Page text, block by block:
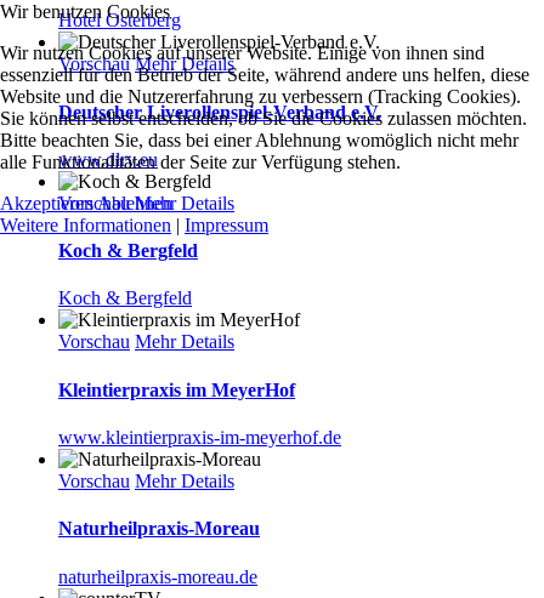
Hotel Osterberg
Vorschau Mehr Details
Deutscher Liverollenspiel-Verband e.V.
www.dlrv.eu
Vorschau Mehr Details
Koch & Bergfeld
Koch & Bergfeld
Vorschau Mehr Details
Kleintierpraxis im MeyerHof
www.kleintierpraxis-im-meyerhof.de
Vorschau Mehr Details
Naturheilpraxis-Moreau
naturheilpraxis-moreau.de
Wir benutzen Cookies
Wir nutzen Cookies auf unserer Website. Einige von ihnen sind
essenziell für den Betrieb der Seite, während andere uns helfen, diese
Website und die Nutzererfahrung zu verbessern (Tracking Cookies).
Sie können selbst entscheiden, ob Sie die Cookies zulassen möchten.
Bitte beachten Sie, dass bei einer Ablehnung womöglich nicht mehr
alle Funktionalitäten der Seite zur Verfügung stehen.
AkzeptierenAblehnen
Weitere Informationen | Impressum